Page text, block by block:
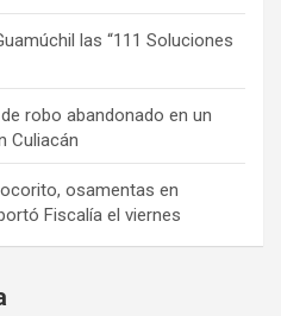
las “111 Soluciones
robo abandonado en un
Culiacán
osamentas en
Fiscalía el viernes